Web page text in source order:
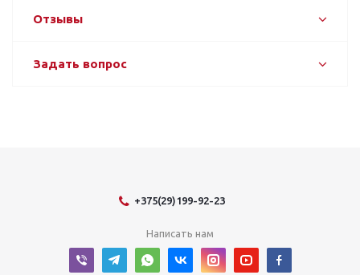
Отзывы
Задать вопрос
+375(29)199-92-23
Написать нам